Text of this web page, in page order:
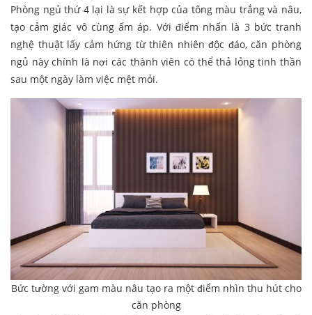
Phòng ngủ thứ 4 lại là sự kết hợp của tông màu trắng và nâu,
tạo cảm giác vô cùng ấm áp. Với điểm nhấn là 3 bức tranh
nghệ thuật lấy cảm hứng từ thiên nhiên độc đáo, căn phòng
ngủ này chính là nơi các thành viên có thể thả lỏng tinh thần
sau một ngày làm việc mệt mỏi.
Bức tường với gam màu nâu tạo ra một điểm nhìn thu hút cho
căn phòng